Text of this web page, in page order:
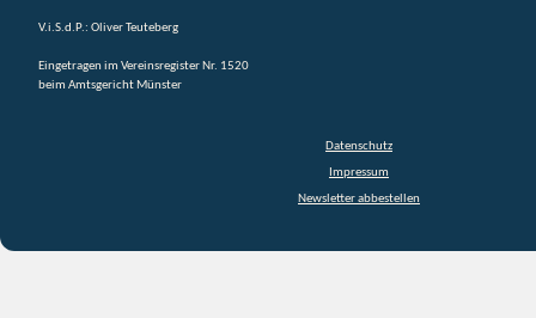
V.i.S.d.P.: Oliver Teuteberg
Eingetragen im Vereinsregister Nr. 1520
beim Amtsgericht Münster
Datenschutz
Impressum
Newsletter abbestellen